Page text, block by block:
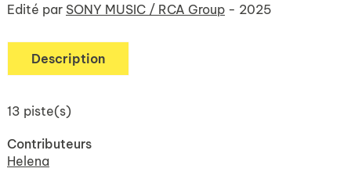
Edité par SONY MUSIC / RCA Group - 2025
Description
13 piste(s)
Contributeurs
Helena